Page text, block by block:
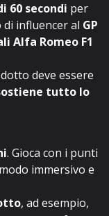
60 secondi per
di influencer al GP
Alfa Romeo F1
deve essere
tutto lo
. Gioca con i punti
immersivo e
, ad esempio,